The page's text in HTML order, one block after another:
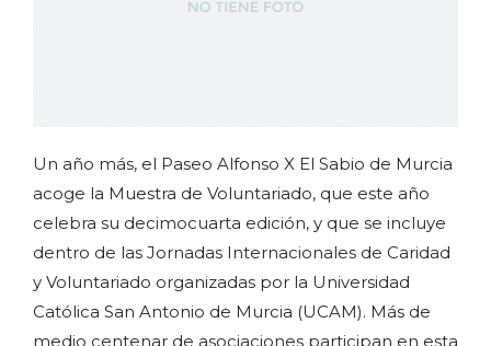
Un año más, el Paseo Alfonso X El Sabio de Murcia
acoge la Muestra de Voluntariado, que este año
celebra su decimocuarta edición, y que se incluye
dentro de las Jornadas Internacionales de Caridad
y Voluntariado organizadas por la Universidad
Católica San Antonio de Murcia (UCAM). Más de
medio centenar de asociaciones participan en esta